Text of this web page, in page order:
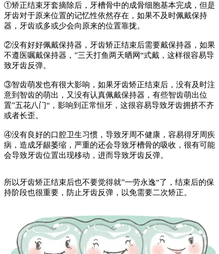
①矫正结束牙套摘除后，牙槽骨中的成骨细胞基本完成，但是
牙齿对于原来位置的记忆性依然存在，如果不及时佩戴保持
器，牙齿或多或少会向原来的位置靠拢。
②没有好好佩戴保持器，牙齿矫正结束后需要戴保持器，如果
不遵医嘱戴保持器，”三天打鱼两天晒网“式戴，这样很容易导
致牙齿反弹。
③智齿萌发也有很大影响，如果牙齿矫正结束后，没有及时注
意到智齿的萌出，又没有认真佩戴保持器，有些智齿萌出位
置”五花八门“，影响到正常恒牙，这很容易导致牙齿拥挤不齐
或者长歪。
④没有良好的口腔卫生习惯，导致牙周不健康，容易得牙周疾
病，造成牙龈萎缩，严重的还会导致牙槽骨的吸收，很有可能
会导致牙齿位置出现移动，进而导致牙齿反弹。
所以牙齿矫正结束后也不要觉得就”一劳永逸“了，结束后的保
持阶段也很重要，防止牙齿反弹，以免需要二次矫正。